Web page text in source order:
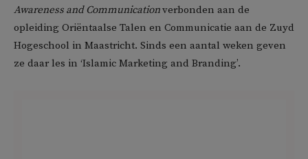
Awareness and Communicationverbonden aan de
opleiding Oriëntaalse Talen en Communicatie aan de Zuyd
Hogeschool in Maastricht. Sinds een aantal weken geven
ze daar les in ‘Islamic Marketing and Branding’.